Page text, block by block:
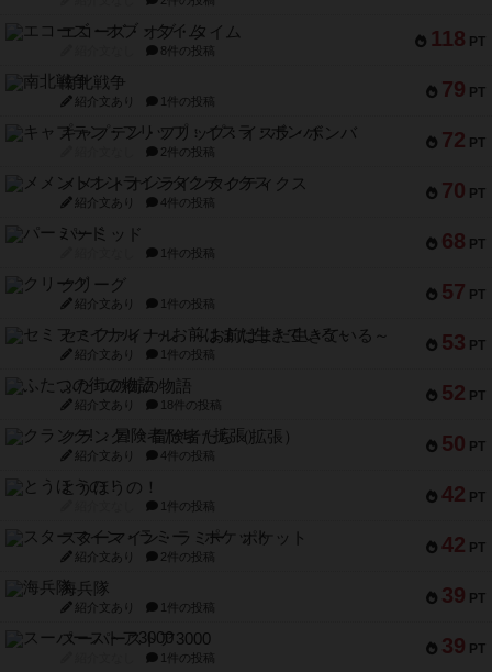
118 PT
エコーズ・オブ・タイム
8件の投稿
79 PT
南北戦争
紹介文あり 1件の投稿
72 PT
キャプテン・フリップ：イスラ・ボンバ
2件の投稿
70 PT
メメントオンラインタクティクス
紹介文あり 4件の投稿
68 PT
パーミッド
1件の投稿
57 PT
クリーグ
紹介文あり 1件の投稿
53 PT
セミファイナル ～お前はまだ生きている～
紹介文あり 1件の投稿
52 PT
ふたつの街の物語
紹介文あり 18件の投稿
50 PT
クランク! ：冒険者たち（拡張）
紹介文あり 4件の投稿
42 PT
とうほうの！
1件の投稿
42 PT
スターマイン・ラミー ポケット
紹介文あり 2件の投稿
39 PT
海兵隊
紹介文あり 1件の投稿
39 PT
スーパーストア3000
1件の投稿